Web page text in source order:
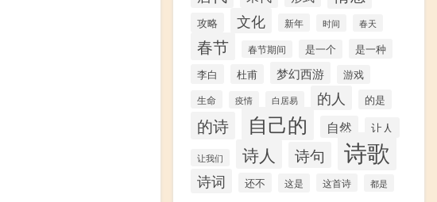
攻略 文化 新年 时间 春天
春节 春节期间 是一个
是一种
李白
杜甫 梦幻西游 游戏
生命 疫情 白居易 的人 的是
的诗 自己的 自然 让人
让我们 诗人 诗句 诗歌
诗词 还不 这是 这首诗 都是